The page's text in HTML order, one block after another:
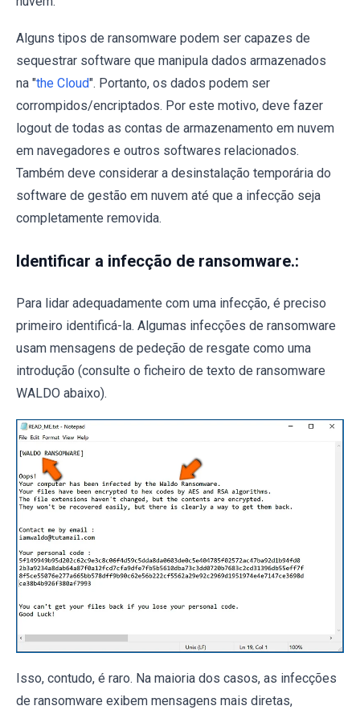
Alguns tipos de ransomware podem ser capazes de
sequestrar software que manipula dados armazenados
na "the Cloud". Portanto, os dados podem ser
corrompidos/encriptados. Por este motivo, deve fazer
logout de todas as contas de armazenamento em nuvem
em navegadores e outros softwares relacionados.
Também deve considerar a desinstalação temporária do
software de gestão em nuvem até que a infecção seja
completamente removida.
Identificar a infecção de ransomware.:
Para lidar adequadamente com uma infecção, é preciso
primeiro identificá-la. Algumas infecções de ransomware
usam mensagens de pedeção de resgate como uma
introdução (consulte o ficheiro de texto de ransomware
WALDO abaixo).
Isso, contudo, é raro. Na maioria dos casos, as infecções
de ransomware exibem mensagens mais diretas,